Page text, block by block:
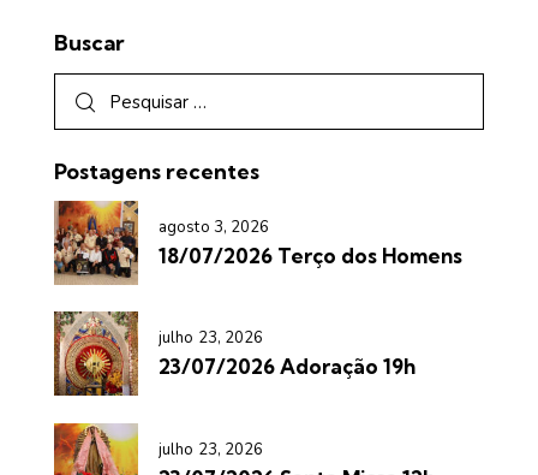
Buscar
Postagens recentes
agosto 3, 2026
18/07/2026 Terço dos Homens
julho 23, 2026
23/07/2026 Adoração 19h
julho 23, 2026